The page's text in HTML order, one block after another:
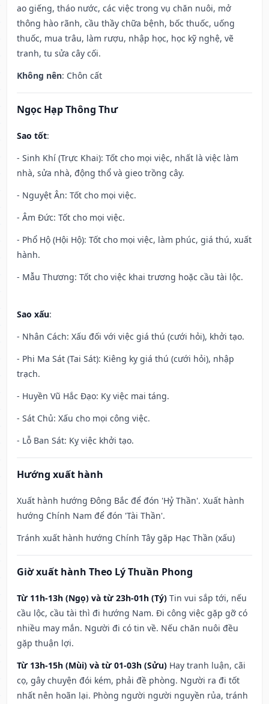
ao giếng, tháo nước, các việc trong vụ chăn nuôi, mở
thông hào rãnh, cầu thầy chữa bệnh, bốc thuốc, uống
thuốc, mua trâu, làm rượu, nhập học, học kỹ nghệ, vẽ
tranh, tu sửa cây cối.
Không nên: Chôn cất
Ngọc Hạp Thông Thư
Sao tốt:
- Sinh Khí (Trực Khai): Tốt cho mọi việc, nhất là việc làm
nhà, sửa nhà, động thổ và gieo trồng cây.
- Nguyệt Ân: Tốt cho mọi việc.
- Âm Đức: Tốt cho mọi việc.
- Phổ Hộ (Hội Hộ): Tốt cho mọi việc, làm phúc, giá thú, xuất
hành.
- Mẫu Thương: Tốt cho việc khai trương hoặc cầu tài lộc.
Sao xấu:
- Nhân Cách: Xấu đối với việc giá thú (cưới hỏi), khởi tạo.
- Phi Ma Sát (Tai Sát): Kiêng kỵ giá thú (cưới hỏi), nhập
trạch.
- Huyền Vũ Hắc Đạo: Kỵ việc mai táng.
- Sát Chủ: Xấu cho mọi công việc.
- Lỗ Ban Sát: Kỵ việc khởi tạo.
Hướng xuất hành
Xuất hành hướng Đông Bắc để đón 'Hỷ Thần'. Xuất hành
hướng Chính Nam để đón 'Tài Thần'.
Tránh xuất hành hướng Chính Tây gặp Hạc Thần (xấu)
Giờ xuất hành Theo Lý Thuần Phong
Từ 11h-13h (Ngọ) và từ 23h-01h (Tý) Tin vui sắp tới, nếu
cầu lộc, cầu tài thì đi hướng Nam. Đi công việc gặp gỡ có
nhiều may mắn. Người đi có tin về. Nếu chăn nuôi đều
gặp thuận lợi.
Từ 13h-15h (Mùi) và từ 01-03h (Sửu) Hay tranh luận, cãi
cọ, gây chuyện đói kém, phải đề phòng. Người ra đi tốt
nhất nên hoãn lại. Phòng người người nguyền rủa, tránh